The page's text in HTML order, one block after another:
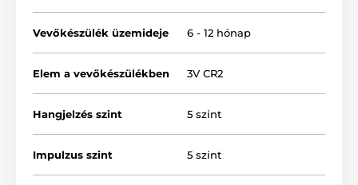
Vevőkészülék üzemideje 6 - 12 hónap
Elem a vevőkészülékben 3V CR2
Hangjelzés szint 5 szint
Impulzus szint 5 szint